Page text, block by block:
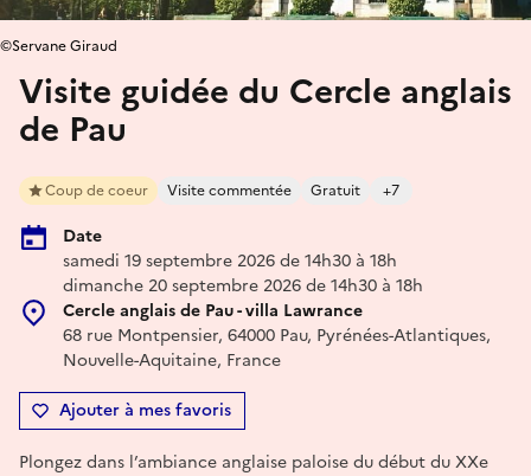
Visite guidée du Cercle anglais
de Pau
Coup de coeur Visite commentée Gratuit +7
Date
samedi 19 septembre 2026 de 14h30 à 18h
dimanche 20 septembre 2026 de 14h30 à 18h
Cercle anglais de Pau - villa Lawrance
68 rue Montpensier, 64000 Pau, Pyrénées-Atlantiques,
Nouvelle-Aquitaine, France
Ajouter à mes favoris
©Servane Giraud
Plongez dans l’ambiance anglaise paloise du début du XXe